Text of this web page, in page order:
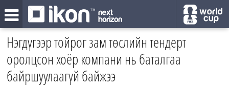
Нэгдүгээр тойрог зам төслийн тендерт
оролцсон хоёр компани нь баталгаа
байршуулаагүй байжээ